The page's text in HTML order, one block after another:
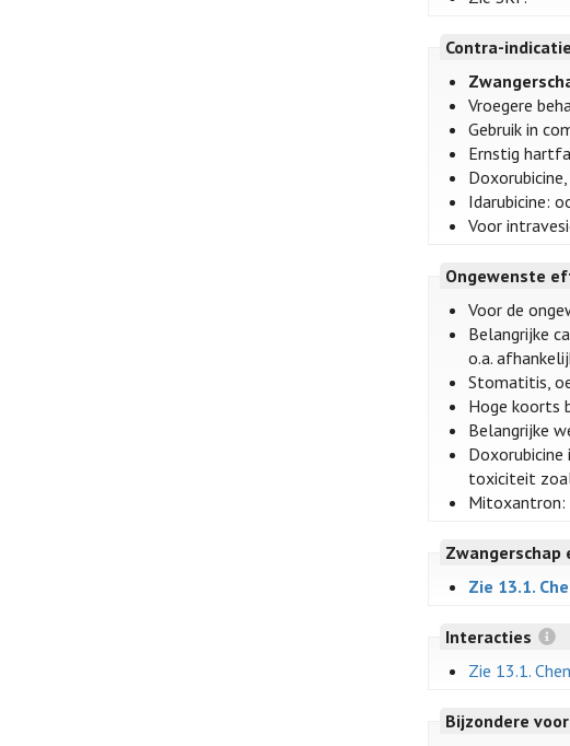
Contra-
Vroegere
Gebruik in
Ernstig
Idarubicine:
Voor
Ongewenste
Voor de
Belangrijke
o.a.
Stomatitis,
Hoge koorts
Belangrijke
toxiciteit
Mitoxantron:
Zwangerschap
Zie 13.1.
Interacties
Zie 13.1.
Bijzondere